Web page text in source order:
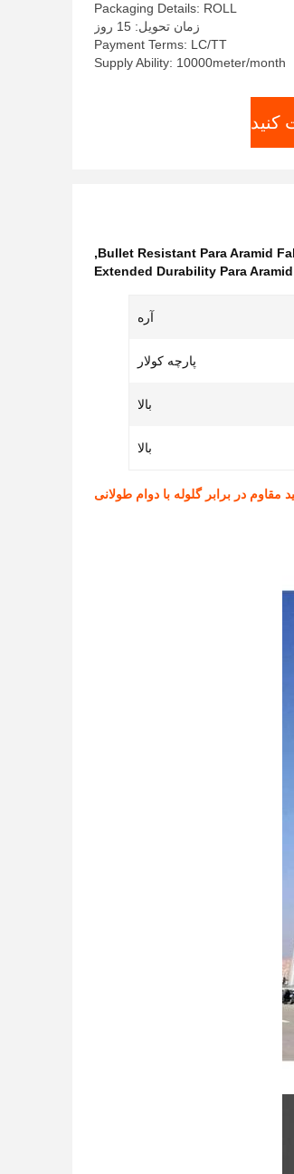
Packaging Details: ROLL
زمان تحویل: 15 روز
Payment Terms: LC/TT
Supply Ability: 10000meter/month
کنید
Bullet Resistant Para Aramid
,
Extended Durability Para
آره
پارچه کولار
بالا
بالا
مقاوم در برابر گلوله با دوام طولانی